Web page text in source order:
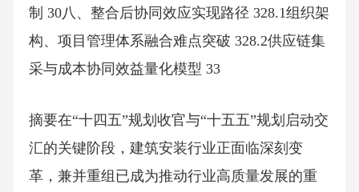
制 30八、整合后协同效应实现路径 328.1组织架
构、项目管理体系融合难点突破 328.2供应链集
采与成本协同效益量化模型 33
摘要在“十四五”规划收官与“十五五”规划启动交
汇的关键阶段，建筑安装行业正面临深刻变
革，兼并重组已成为推动行业高质量发展的重